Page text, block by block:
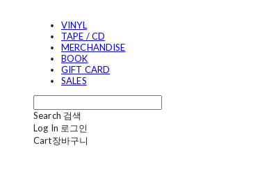
VINYL
TAPE / CD
MERCHANDISE
BOOK
GIFT CARD
SALES
Search 검색
Log In 로그인
Cart장바구니